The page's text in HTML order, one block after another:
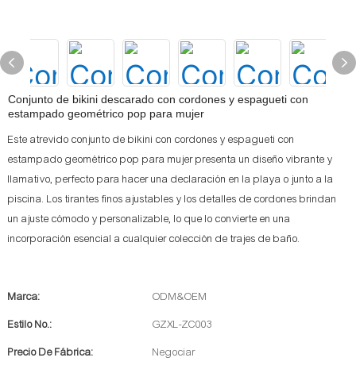
Conjunto de bikini descarado con cordones y espagueti con
estampado geométrico pop para mujer
Este atrevido conjunto de bikini con cordones y espagueti con
estampado geométrico pop para mujer presenta un diseño vibrante y
llamativo, perfecto para hacer una declaración en la playa o junto a la
piscina. Los tirantes finos ajustables y los detalles de cordones brindan
un ajuste cómodo y personalizable, lo que lo convierte en una
incorporación esencial a cualquier colección de trajes de baño.
Marca: ODM&OEM
Estilo No.: GZXL-ZC003
Precio De Fábrica: Negociar